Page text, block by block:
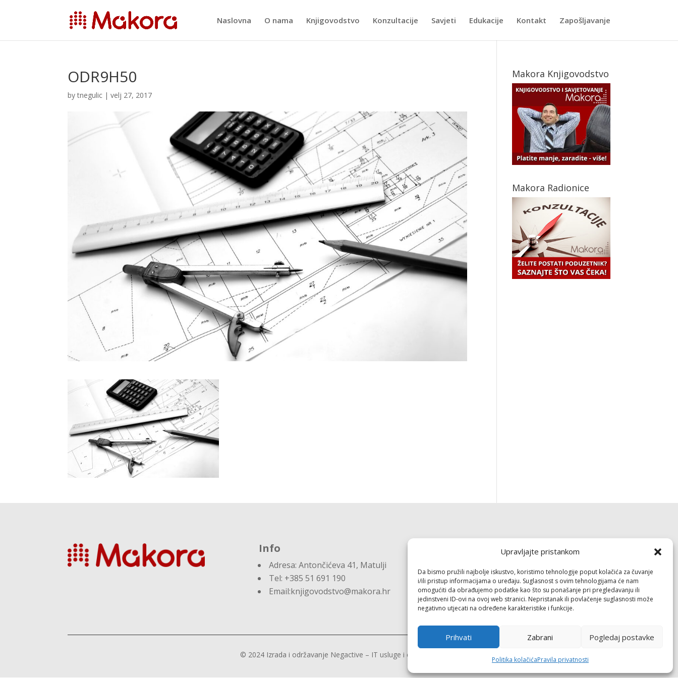
Upravljajte pristankom
Da bismo pružili najbolje iskustvo, koristimo tehnologije poput kolačića za čuvanje
i/ili pristup informacijama o uređaju. Suglasnost s ovim tehnologijama će nam
omogućiti da obrađujemo podatke kao što su ponašanje pri pregledavanju ili
jedinstveni ID-ovi na ovoj web stranici. Nepristanak ili povlačenje suglasnosti može
negativno utjecati na određene karakteristike i funkcije.
Prihvati Zabrani Pogledaj postavke
Politika kolačićaPravila privatnosti
Naslovna O nama Knjigovodstvo Konzultacije Savjeti Edukacije Kontakt Zapošljavanje
ODR9H50
bytnegulic |velj 27, 2017
Makora Knjigovodstvo
Makora Radionice
Info
Adresa: Antončićeva 41, Matulji
Tel: +385 51 691 190
Email:knjigovodstvo@makora.hr
Dokumenti
Pravila privatnosti
Politika kolačića (EU)
Follow
© 2024 Izrada i održavanje Negactive – IT usluge i edukacija